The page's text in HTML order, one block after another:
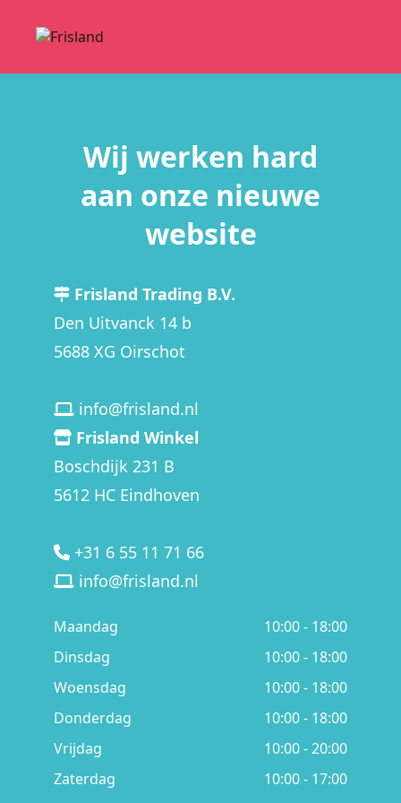
Wij werken hard
aan onze nieuwe
website
Frisland Trading B.V.
Den Uitvanck 14 b
5688 XG Oirschot
info@frisland.nl
Frisland Winkel
Boschdijk 231 B
5612 HC Eindhoven
+31 6 55 11 71 66
info@frisland.nl
Maandag
10:00 - 18:00
Dinsdag
10:00 - 18:00
Woensdag
10:00 - 18:00
Donderdag
10:00 - 18:00
Vrijdag
10:00 - 20:00
Zaterdag
10:00 - 17:00